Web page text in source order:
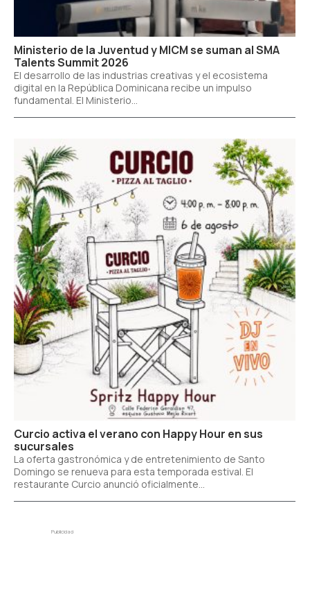
Ministerio de la Juventud y MICM se suman al SMA
Talents Summit 2026
El desarrollo de las industrias creativas y el ecosistema
digital en la República Dominicana recibe un impulso
fundamental. El Ministerio...
Curcio activa el verano con Happy Hour en sus
sucursales
La oferta gastronómica y de entretenimiento de Santo
Domingo se renueva para esta temporada estival. El
restaurante Curcio anunció oficialmente...
Publicidad